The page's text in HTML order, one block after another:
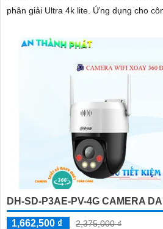
phân giải Ultra 4k lite. Ứng
DH-SD-P3AE-PV-4G CAMERA
1,662,500 ₫
2,375,000 ₫